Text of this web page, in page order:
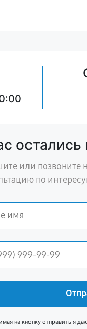
или позвоните
по
на кнопку отправить я